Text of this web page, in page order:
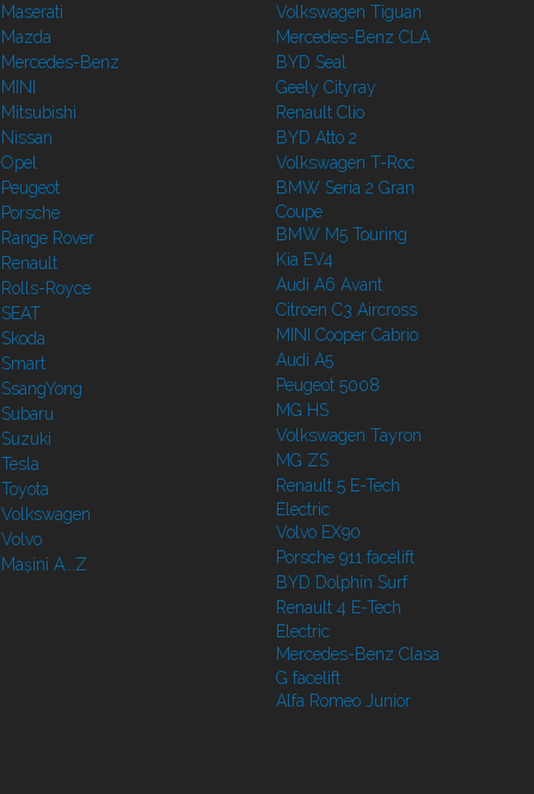
Maserati
Mazda
Mercedes-Benz
MINI
Mitsubishi
Nissan
Opel
Peugeot
Porsche
Range Rover
Renault
Rolls-Royce
SEAT
Skoda
Smart
SsangYong
Subaru
Suzuki
Tesla
Toyota
Volkswagen
Volvo
Mașini A...Z
Volkswagen Tiguan
Mercedes-Benz CLA
BYD Seal
Geely Cityray
Renault Clio
BYD Atto 2
Volkswagen T-Roc
BMW Seria 2 Gran
Coupe
BMW M5 Touring
Kia EV4
Audi A6 Avant
Citroen C3 Aircross
MINI Cooper Cabrio
Audi A5
Peugeot 5008
MG HS
Volkswagen Tayron
MG ZS
Renault 5 E-Tech
Electric
Volvo EX90
Porsche 911 facelift
BYD Dolphin Surf
Renault 4 E-Tech
Electric
Mercedes-Benz Clasa
G facelift
Alfa Romeo Junior